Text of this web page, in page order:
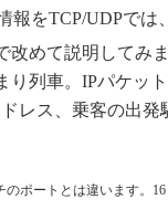
をTCP/UDPでは
改めて説明してみ
り列車。IPパケッ
レス、乗客の出発
ポートとは違います。